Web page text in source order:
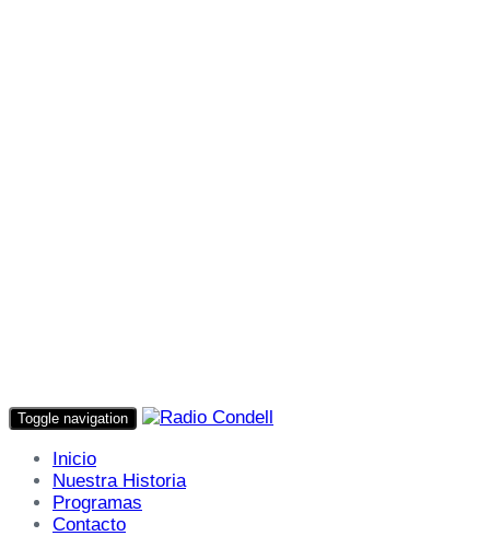
Toggle navigation
Inicio
Nuestra Historia
Programas
Contacto